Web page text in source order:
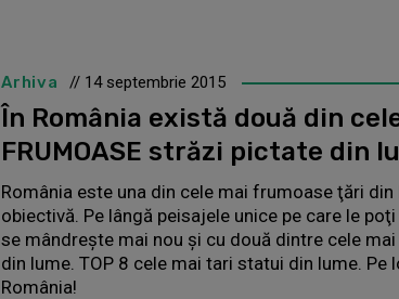
Arhiva // 14 septembrie 2015
În România există două din
FRUMOASE străzi pictate din
România este una din cele mai frumoase ţări
obiectivă. Pe lângă peisajele unice pe care le
se mândreşte mai nou şi cu două dintre cele
din lume. TOP 8 cele mai tari statui din lume. Pe
România!